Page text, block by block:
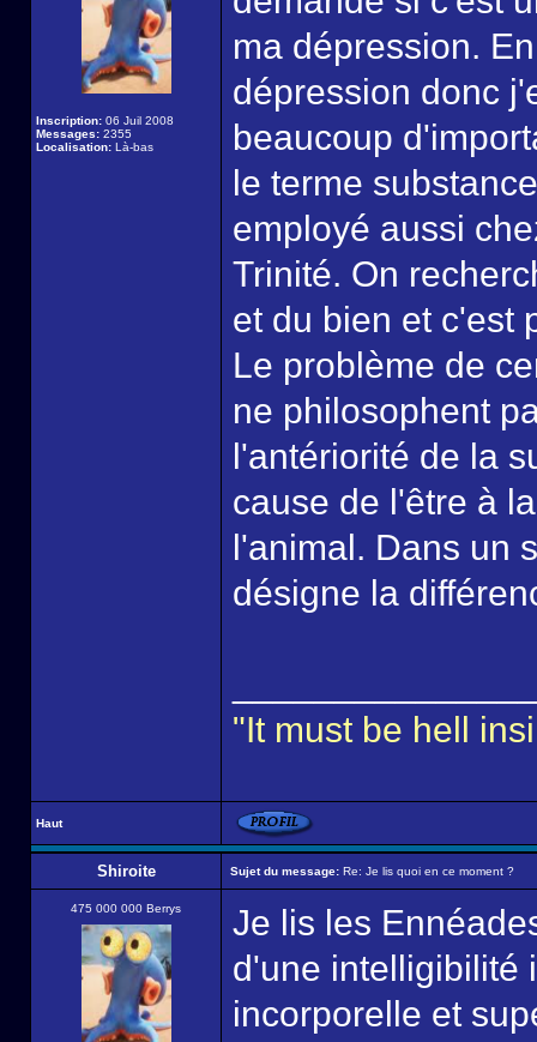
Inscription: 06 Juil 2008
Messages: 2355
Localisation: Là-bas
ma dépression.
dépression donc
beaucoup
le terme
employé aussi
Trinité. On
et du bien et c'est
Le problème de
ne philosophent
l'antériorité de la
cause de l'être à
l'animal. Dans un
désigne la
"It must be hell
Haut
Shiroite Sujet du message: Re: Je lis quoi en ce moment ?
475 000 000 Berrys
Je lis les
d'une intelligibilité
incorporelle et